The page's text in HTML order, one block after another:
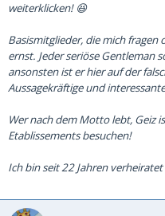
weiterklicken! 😆
Basismitglieder, die mich fragen
ernst. Jeder seriöse Gentleman
ansonsten ist er hier auf der
Aussagekräftige und
Wer nach dem Motto lebt, Geiz
Etablissements besuchen!
Ich bin seit 22 Jahren